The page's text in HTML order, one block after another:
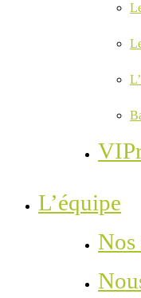
L’équipe
Nos